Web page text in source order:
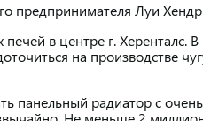
предпринимателя Луи
в центре г.
на производстве
панельный радиатор с